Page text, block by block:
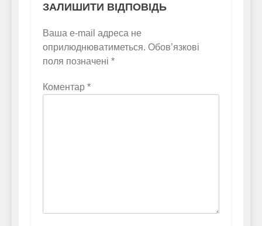
ЗАЛИШИТИ ВІДПОВІДЬ
Ваша e-mail адреса не
оприлюднюватиметься. Обов’язкові
поля позначені *
Коментар *